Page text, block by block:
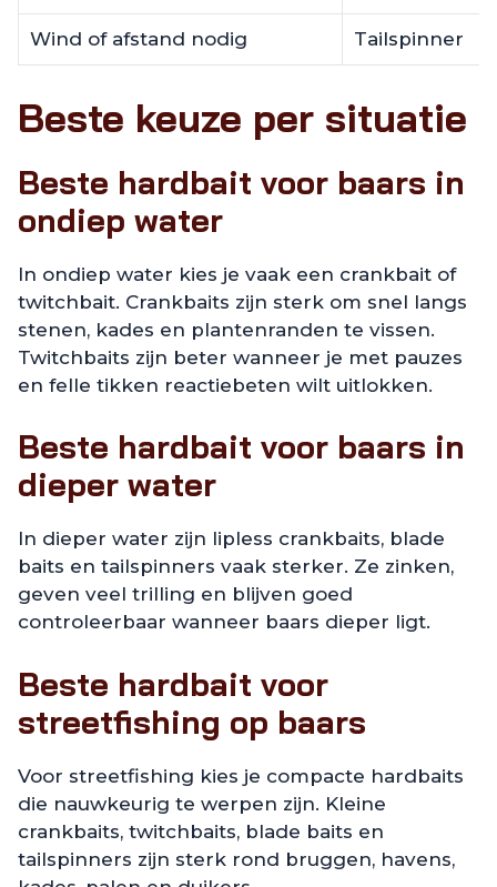
Wind of afstand nodig Tailspinner
Beste keuze per situatie
Beste hardbait voor baars in
ondiep water
In ondiep water kies je vaak een crankbait of
twitchbait. Crankbaits zijn sterk om snel langs
stenen, kades en plantenranden te vissen.
Twitchbaits zijn beter wanneer je met pauzes
en felle tikken reactiebeten wilt uitlokken.
Beste hardbait voor baars in
dieper water
In dieper water zijn lipless crankbaits, blade
baits en tailspinners vaak sterker. Ze zinken,
geven veel trilling en blijven goed
controleerbaar wanneer baars dieper ligt.
Beste hardbait voor
streetfishing op baars
Voor streetfishing kies je compacte hardbaits
die nauwkeurig te werpen zijn. Kleine
crankbaits, twitchbaits, blade baits en
tailspinners zijn sterk rond bruggen, havens,